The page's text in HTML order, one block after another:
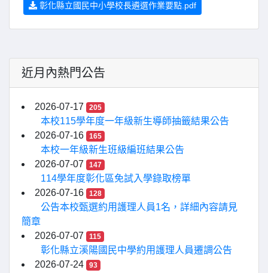
彰化縣立國民中小學校長遴選作業要點.pdf
近月內熱門公告
2026-07-17 205
本校115學年度一年級新生導師抽籤結果公告
2026-07-16
165
本校一年級新生班級編班結果公告
2026-07-07
147
114學年度彰化區免試入學錄取榜單
2026-07-16
128
公告本校甄選約用護理人員1名，詳細內容請見
簡章
2026-07-07
115
彰化縣立溪陽國民中學約用護理人員遷調公告
2026-07-24
93